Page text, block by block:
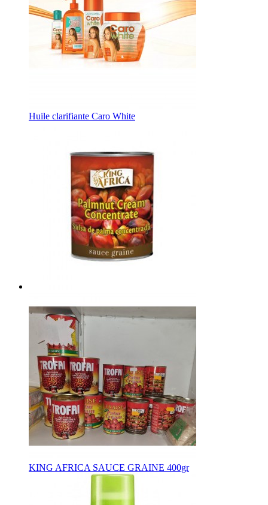
Huile clarifiante Caro White
KING AFRICA SAUCE GRAINE 400gr